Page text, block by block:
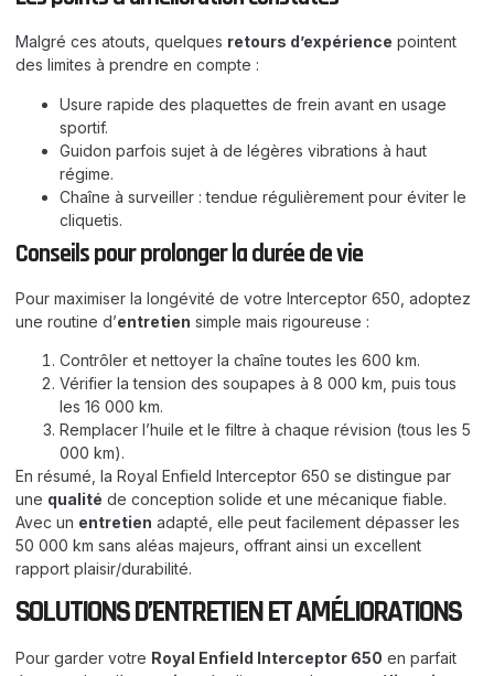
Malgré ces atouts, quelques retours d’expérience pointent
des limites à prendre en compte :
Usure rapide des plaquettes de frein avant en usage
sportif.
Guidon parfois sujet à de légères vibrations à haut
régime.
Chaîne à surveiller : tendue régulièrement pour éviter le
cliquetis.
Conseils pour prolonger la durée de vie
Pour maximiser la longévité de votre Interceptor 650, adoptez
une routine d’entretien simple mais rigoureuse :
Contrôler et nettoyer la chaîne toutes les 600 km.
Vérifier la tension des soupapes à 8 000 km, puis tous
les 16 000 km.
Remplacer l’huile et le filtre à chaque révision (tous les 5
000 km).
En résumé, la Royal Enfield Interceptor 650 se distingue par
une qualité de conception solide et une mécanique fiable.
Avec un entretien adapté, elle peut facilement dépasser les
50 000 km sans aléas majeurs, offrant ainsi un excellent
rapport plaisir/durabilité.
SOLUTIONS D’ENTRETIEN ET AMÉLIORATIONS
Pour garder votre Royal Enfield Interceptor 650 en parfait